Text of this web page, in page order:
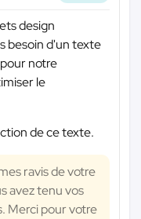
design
besoin d'un texte
notre
le
de ce texte.
ravis de votre
avez tenu vos
Merci pour votre